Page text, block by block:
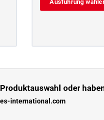
Ausführung
oder
international.com